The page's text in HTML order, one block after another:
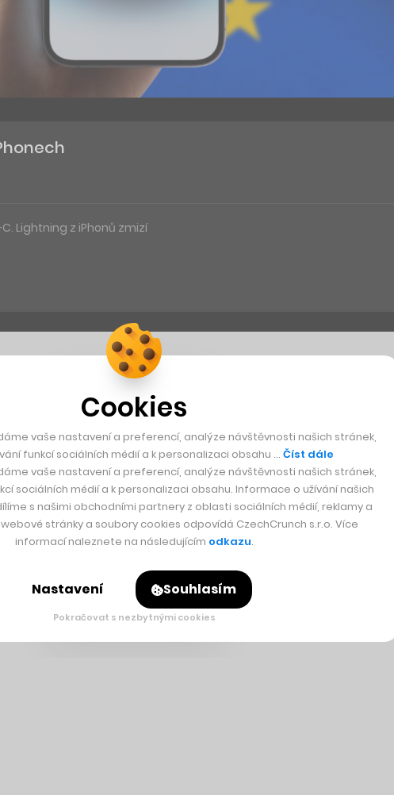
Lightning z iPhonů zmizí
Cookies
vaše nastavení a preferencí, analýze návštěvnosti našich stránek,
funkcí sociálních médií a k personalizaci obsahu … Číst dále
vaše nastavení a preferencí, analýze návštěvnosti našich stránek,
sociálních médií a k personalizaci obsahu. Informace o užívání našich
s našimi obchodními partnery z oblasti sociálních médií, reklamy a
stránky a soubory cookies odpovídá CzechCrunch s.r.o. Více
informací naleznete na následujícím odkazu.
Nastavení Souhlasím
Pokračovat s nezbytnými cookies